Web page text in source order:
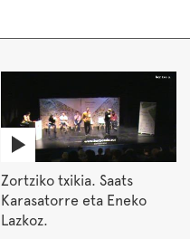
Zortziko txikia. Saats
Karasatorre eta Eneko
Lazkoz.